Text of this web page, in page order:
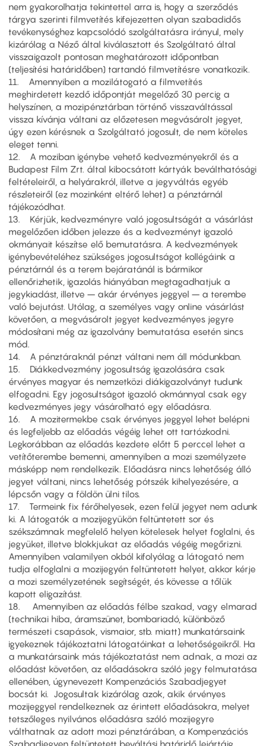
nem gyakorolhatja tekintettel arra is, hogy a szerződés
tárgya szerinti filmvetítés kifejezetten olyan szabadidős
tevékenységhez kapcsolódó szolgáltatásra irányul, mely
kizárólag a Néző által kiválasztott és Szolgáltató által
visszaigazolt pontosan meghatározott időpontban
(teljesítési határidőben) tartandó filmvetítésre vonatkozik.
11. Amennyiben a mozilátogató a filmvetítés
meghirdetett kezdő időpontját megelőző 30 percig a
helyszínen, a mozipénztárban történő visszaváltással
vissza kívánja váltani az előzetesen megvásárolt jegyet,
úgy ezen kérésnek a Szolgáltató jogosult, de nem köteles
eleget tenni.
12. A moziban igénybe vehető kedvezményekről és a
Budapest Film Zrt. által kibocsátott kártyák beválthatósági
feltételeiről, a helyárakról, illetve a jegyváltás egyéb
részleteiről (ez mozinként eltérő lehet) a pénztárnál
tájékozódhat.
13. Kérjük, kedvezményre való jogosultságát a vásárlást
megelőzően időben jelezze és a kedvezményt igazoló
okmányait készítse elő bemutatásra. A kedvezmények
igénybevételéhez szükséges jogosultságot kollégáink a
pénztárnál és a terem bejáratánál is bármikor
ellenőrizhetik, igazolás hiányában megtagadhatjuk a
jegykiadást, illetve – akár érvényes jeggyel – a terembe
való bejutást. Utólag, a személyes vagy online vásárlást
követően, a megvásárolt jegyet kedvezményes jegyre
módosítani még az igazolvány bemutatása esetén sincs
mód.
14. A pénztáraknál pénzt váltani nem áll módunkban.
15. Diákkedvezmény jogosultság igazolására csak
érvényes magyar és nemzetközi diákigazolványt tudunk
elfogadni. Egy jogosultságot igazoló okmánnyal csak egy
kedvezményes jegy vásárolható egy előadásra.
16. A mozitermekbe csak érvényes jeggyel lehet belépni
és legfeljebb az előadás végéig lehet ott tartózkodni.
Legkorábban az előadás kezdete előtt 5 perccel lehet a
vetítőterembe bemenni, amennyiben a mozi személyzete
másképp nem rendelkezik. Előadásra nincs lehetőség álló
jegyet váltani, nincs lehetőség pótszék kihelyezésére, a
lépcsőn vagy a földön ülni tilos.
17. Termeink fix férőhelyesek, ezen felül jegyet nem adunk
ki. A látogatók a mozijegyükön feltüntetett sor és
székszámnak megfelelő helyen kötelesek helyet foglalni, és
jegyüket, illetve blokkjukat az előadás végéig megőrizni.
Amennyiben valamilyen okból kifolyólag a látogató nem
tudja elfoglalni a mozijegyén feltüntetett helyet, akkor kérje
a mozi személyzetének segítségét, és kövesse a tőlük
kapott eligazítást.
18. Amennyiben az előadás félbe szakad, vagy elmarad
(technikai hiba, áramszünet, bombariadó, különböző
természeti csapások, vismaior, stb. miatt) munkatársaink
igyekeznek tájékoztatni látogatóinkat a lehetőségeikről. Ha
a munkatársaink más tájékoztatást nem adnak, a mozi az
előadást követően, az előadásokra szóló jegy felmutatása
ellenében, úgynevezett Kompenzációs Szabadjegyet
bocsát ki. Jogosultak kizárólag azok, akik érvényes
mozijeggyel rendelkeznek az érintett előadásokra, melyet
tetszőleges nyilvános előadásra szóló mozijegyre
válthatnak az adott mozi pénztárában, a Kompenzációs
Szabadjegyen feltüntetett beváltási határidő lejártáig.